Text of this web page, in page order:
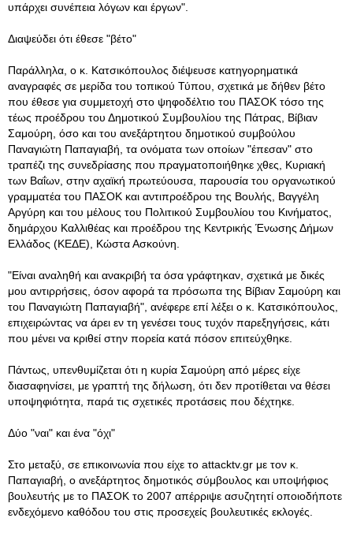
υπάρχει συνέπεια λόγων και έργων".
Διαψεύδει ότι έθεσε "βέτο"
Παράλληλα, ο κ. Κατσικόπουλος διέψευσε κατηγορηματικά
αναγραφές σε μερίδα του τοπικού Τύπου, σχετικά με δήθεν βέτο
που έθεσε για συμμετοχή στο ψηφοδέλτιο του ΠΑΣΟΚ τόσο της
τέως προέδρου του Δημοτικού Συμβουλίου της Πάτρας, Βίβιαν
Σαμούρη, όσο και του ανεξάρτητου δημοτικού συμβούλου
Παναγιώτη Παπαγιαβή, τα ονόματα των οποίων "έπεσαν" στο
τραπέζι της συνεδρίασης που πραγματοποιήθηκε χθες, Κυριακή
των Βαΐων, στην αχαϊκή πρωτεύουσα, παρουσία του οργανωτικού
γραμματέα του ΠΑΣΟΚ και αντιπροέδρου της Βουλής, Βαγγέλη
Αργύρη και του μέλους του Πολιτικού Συμβουλίου του Κινήματος,
δημάρχου Καλλιθέας και προέδρου της Κεντρικής Ένωσης Δήμων
Ελλάδος (ΚΕΔΕ), Κώστα Ασκούνη.
"Είναι αναληθή και ανακριβή τα όσα γράφτηκαν, σχετικά με δικές
μου αντιρρήσεις, όσον αφορά τα πρόσωπα της Βίβιαν Σαμούρη και
του Παναγιώτη Παπαγιαβή", ανέφερε επί λέξει ο κ. Κατσικόπουλος,
επιχειρώντας να άρει εν τη γενέσει τους τυχόν παρεξηγήσεις, κάτι
που μένει να κριθεί στην πορεία κατά πόσον επιτεύχθηκε.
Πάντως, υπενθυμίζεται ότι η κυρία Σαμούρη από μέρες είχε
διασαφηνίσει, με γραπτή της δήλωση, ότι δεν προτίθεται να θέσει
υποψηφιότητα, παρά τις σχετικές προτάσεις που δέχτηκε.
Δύο "ναι" και ένα "όχι"
Στο μεταξύ, σε επικοινωνία που είχε το attacktv.gr με τον κ.
Παπαγιαβή, ο ανεξάρτητος δημοτικός σύμβουλος και υποψήφιος
βουλευτής με το ΠΑΣΟΚ το 2007 απέρριψε ασυζητητί οποιοδήποτε
ενδεχόμενο καθόδου του στις προσεχείς βουλευτικές εκλογές.